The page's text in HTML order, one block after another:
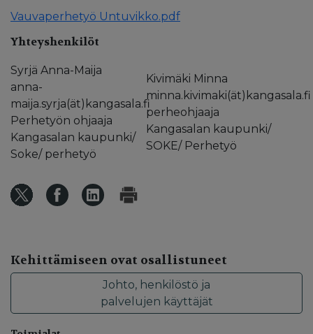
Vauvaperhetyö Untuvikko.pdf
Yhteyshenkilöt
Syrjä Anna-Maija
anna-
maija.syrja(ät)kangasala.fi
Perhetyön ohjaaja
Kangasalan kaupunki/
Soke/ perhetyö
Kivimäki Minna
minna.kivimaki(ät)kangasala.fi
perheohjaaja
Kangasalan kaupunki/
SOKE/ Perhetyö
Kehittämiseen ovat osallistuneet
Johto, henkilöstö ja
palvelujen käyttäjät